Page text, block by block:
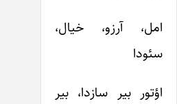
امل، آرزو، خیال،
سئودا
اؤتور بیر سازدا، بیر